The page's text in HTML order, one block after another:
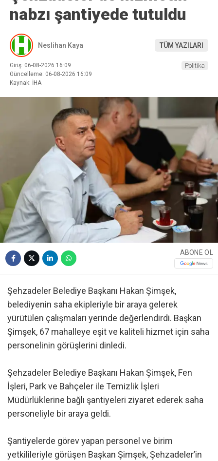
nabzı şantiyede tutuldu
Neslihan Kaya TÜM YAZILARI
Giriş: 06-08-2026 16:09
Güncelleme: 06-08-2026 16:09
Kaynak: İHA
Politika
ABONE OL
Şehzadeler Belediye Başkanı Hakan Şimşek,
belediyenin saha ekipleriyle bir araya gelerek
yürütülen çalışmaları yerinde değerlendirdi. Başkan
Şimşek, 67 mahalleye eşit ve kaliteli hizmet için saha
personelinin görüşlerini dinledi.
Şehzadeler Belediye Başkanı Hakan Şimşek, Fen
İşleri, Park ve Bahçeler ile Temizlik İşleri
Müdürlüklerine bağlı şantiyeleri ziyaret ederek saha
personeliyle bir araya geldi.
Şantiyelerde görev yapan personel ve birim
yetkilileriyle görüşen Başkan Şimşek, Şehzadeler’in